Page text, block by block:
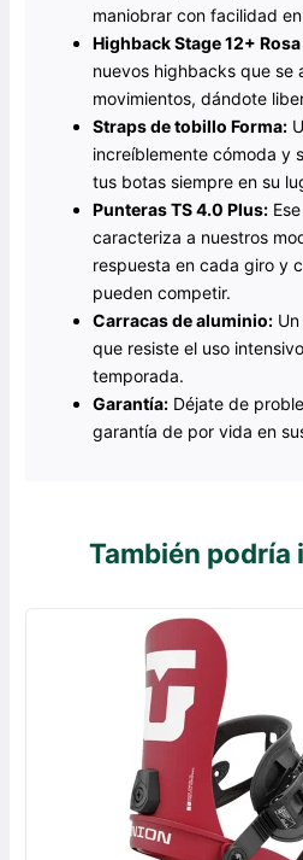
maniobrar con facilidad
Highback Stage 12+
nuevos highbacks que se
movimientos, dándote
Straps de tobillo Forma:
increíblemente cómoda y
tus botas siempre en su
Punteras TS 4.0 Plus:
caracteriza a nuestros
respuesta en cada giro y
pueden competir.
Carracas de aluminio:
que resiste el uso
temporada.
Garantía: Déjate de
garantía de por vida en
También